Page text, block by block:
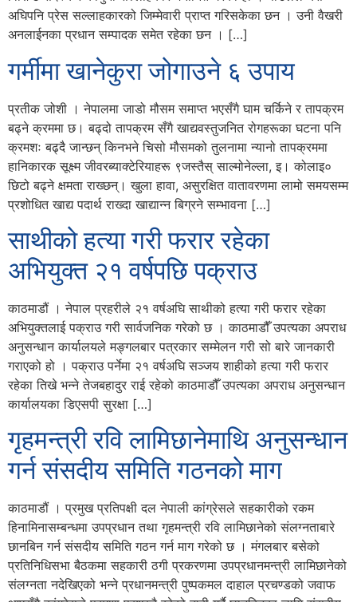
अघिपनि प्रेस सल्लाहकारको जिम्मेवारी प्राप्त गरिसकेका छन । उनी वैखरी
अनलाईनका प्रधान सम्पादक समेत रहेका छन । […]
गर्मीमा खानेकुरा जोगाउने ६ उपाय
प्रतीक जोशी । नेपालमा जाडो मौसम समाप्त भएसँगै घाम चर्किने र तापक्रम
बढ्ने क्रममा छ। बढ्दो तापक्रम सँगै खाद्यवस्तुजनित रोगहरूका घटना पनि
क्रमशः बढ्दै जान्छन् किनभने चिसो मौसमको तुलनामा न्यानो तापक्रममा
हानिकारक सूक्ष्म जीवरब्याक्टेरियाहरू ९जस्तैस् साल्मोनेल्ला, इ। कोलाइ०
छिटो बढ्ने क्षमता राख्छन्। खुला हावा, असुरक्षित वातावरणमा लामो समयसम्म
प्रशोधित खाद्य पदार्थ राख्दा खाद्यान्न बिग्रने सम्भावना […]
साथीको हत्या गरी फरार रहेका
अभियुक्त २१ वर्षपछि पक्राउ
काठमाडौं । नेपाल प्रहरीले २१ वर्षअ‍घि साथीको हत्या गरी फरार रहेका
अभियुक्तलाई पक्राउ गरी सार्वजनिक गरेको छ । काठमाडौँ उपत्यका अपराध
अनुसन्धान कार्यालयले मङ्गलबार पत्रकार सम्मेलन गरी सो बारे जानकारी
गराएको हो । पक्राउ पर्नेमा २१ वर्षअघि सञ्जय शाहीको हत्या गरी फरार
रहेका तिखे भन्ने तेजबहादुर राई रहेको काठमाडौँ उपत्यका अपराध अनुसन्धान
कार्यालयका डिएसपी सुरक्षा […]
गृहमन्त्री रवि लामिछानेमाथि अनुसन्धान
गर्न संसदीय समिति गठनको माग
काठमाडौं । प्रमुख प्रतिपक्षी दल नेपाली कांग्रेसले सहकारीको रकम
हिनामिनासम्बन्धमा उपप्रधान तथा गृहमन्त्री रवि लामिछानेको संलग्नताबारे
छानबिन गर्न संसदीय समिति गठन गर्न माग गरेको छ । मंगलबार बसेको
प्रतिनिधिसभा बैठकमा सहकारी ठगी प्रकरणमा उपप्रधानमन्त्री लामिछानेको
संलग्नता नदेखिएको भन्ने प्रधानमन्त्री पुष्पकमल दाहाल प्रचण्डको जवाफ